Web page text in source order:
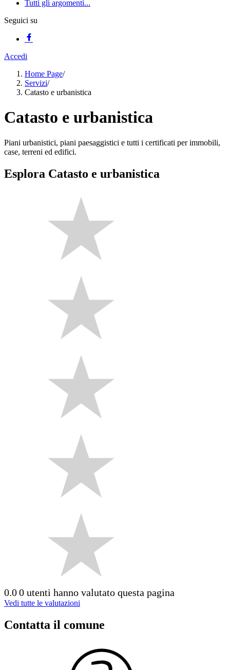
Tutti gli argomenti...
Seguici su
Accedi
Home Page/
Servizi/
Catasto e urbanistica
Catasto e urbanistica
Piani urbanistici, piani paesaggistici e tutti i certificati per immobili,
case, terreni ed edifici.
Esplora Catasto e urbanistica
0.00 utenti hanno valutato questa pagina
Vedi tutte le valutazioni
Contatta il comune